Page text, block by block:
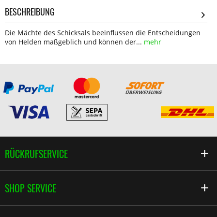
BESCHREIBUNG
Die Mächte des Schicksals beeinflussen die Entscheidungen
von Helden maßgeblich und können der... mehr
RÜCKRUFSERVICE
SHOP SERVICE